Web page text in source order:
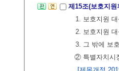
제15조(보호지
1. 보호지원
2. 보호지원
3. 그 밖에 보
② 특별자치시